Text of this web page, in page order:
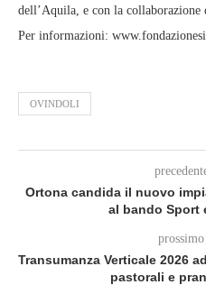
dell’Aquila, e con la collaborazione
Per informazioni:
OVINDOLI
Ortona candida il nuovo
al bando Sport
Transumanza Verticale 2026
pastorali e